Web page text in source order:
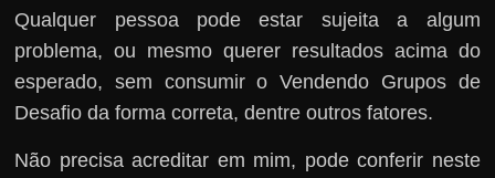
Qualquer pessoa pode estar sujeita a algum
problema, ou mesmo querer resultados acima do
esperado, sem consumir o Vendendo Grupos de
Desafio da forma correta, dentre outros fatores.
Não precisa acreditar em mim, pode conferir neste